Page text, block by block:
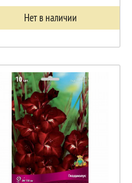
Нет в наличии